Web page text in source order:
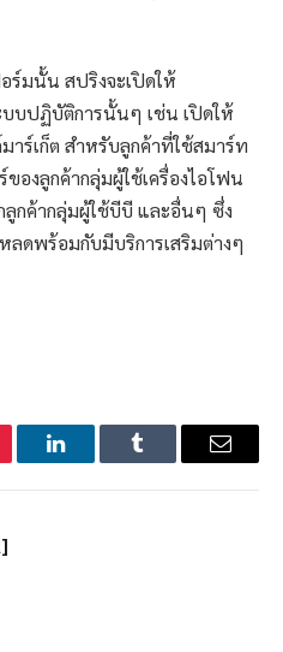
มนั้น สปริงจะเปิดให้
บปฏิบัติการนั้นๆ เช่น เปิดให้
ร์เก็ต สำหรับลูกค้าที่ใช้สมาร์ท
งลูกค้ากลุ่มผู้ใช้เครื่องไอโฟน
กค้ากลุ่มผู้ใช้บีบี และอื่นๆ ซึ่ง
ลดพร้อมกับมีบริการเสริมต่างๆ
LinkedInTumblr Email